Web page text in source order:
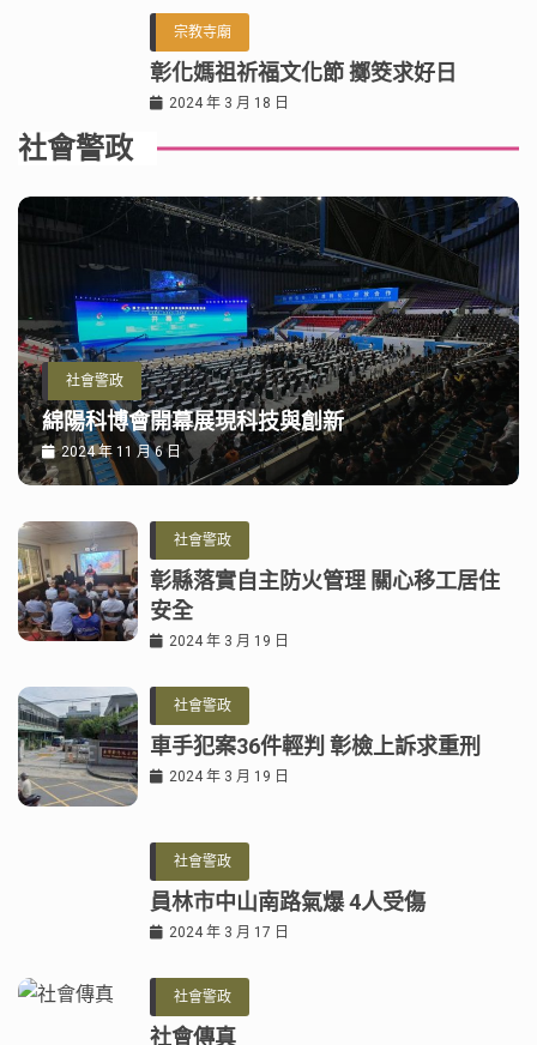
宗教寺廟
彰化媽祖祈福文化節 擲筊求好日
2024 年 3 月 18 日
社會警政
社會警政
綿陽科博會開幕展現科技與創新
2024 年 11 月 6 日
社會警政
彰縣落實自主防火管理 關心移工居住
安全
2024 年 3 月 19 日
社會警政
車手犯案36件輕判 彰檢上訴求重刑
2024 年 3 月 19 日
社會警政
員林市中山南路氣爆 4人受傷
2024 年 3 月 17 日
社會警政
社會傳真